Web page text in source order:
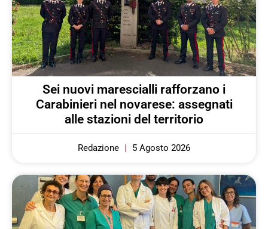
Sei nuovi marescialli rafforzano i
Carabinieri nel novarese: assegnati
alle stazioni del territorio
Redazione 5 Agosto 2026